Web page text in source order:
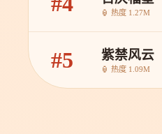
🏮 热度 1.27M
#5 紫禁风云
🏮 热度 1.09M